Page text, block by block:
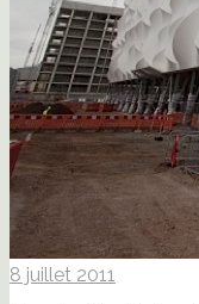
8 juillet 2011